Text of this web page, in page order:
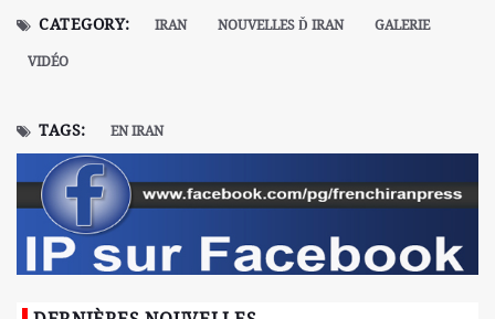
CATEGORY: IRAN NOUVELLES Ď IRAN
GALERIE
VIDÉO
TAGS: EN IRAN